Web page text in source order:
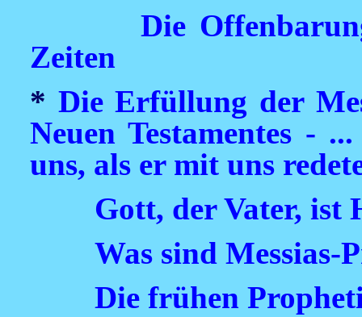
Die
Zeiten
* Die Erfüllung der
Neuen Testamentes -
uns, als er mit uns
Gott, der Vater, ist
Was sind Messias-
Die frühen